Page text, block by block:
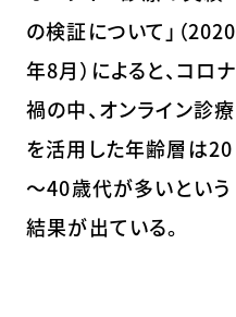
の検証について」（2020
年8月）によると、コロナ
禍の中、オンライン診療
を活用した年齢層は20
～40歳代が多いという
結果が出ている。